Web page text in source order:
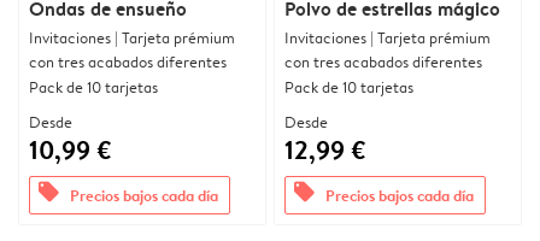
Ondas de ensueño
Invitaciones | Tarjeta prémium
con tres acabados diferentes
Pack de 10 tarjetas
Desde
10,99 €
offers Precios bajos cada día
Polvo de estrellas mágico
Invitaciones | Tarjeta prémium
con tres acabados diferentes
Pack de 10 tarjetas
Desde
12,99 €
offers Precios bajos cada día